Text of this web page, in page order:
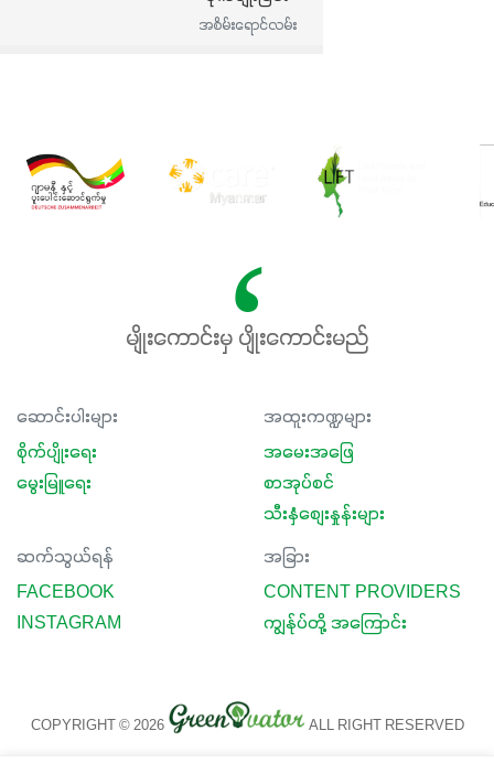
အစိမ်းရောင်လမ်း
မျိုးကောင်းမှ ပျိုးကောင်းမည်
ဆောင်းပါးများ
စိုက်ပျိုးရေး
မွေးမြူရေး
အထူးကဏ္ဍများ
အမေးအဖြေ
စာအုပ်စင်
သီးနှံစျေးနှုန်းများ
ဆက်သွယ်ရန်
FACEBOOK
INSTAGRAM
အခြား
CONTENT PROVIDERS
ကျွန်ုပ်တို့ အကြောင်း
COPYRIGHT © 2026 ALL RIGHT RESERVED